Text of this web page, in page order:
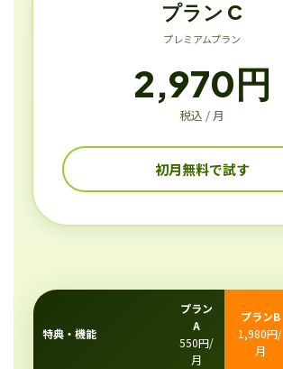
プラン C
プレミアムプラン
2,970円
税込 / 月
初月無料で試す
特典・機能
プラン
A
550円/
月
プランB
1,980円/
月